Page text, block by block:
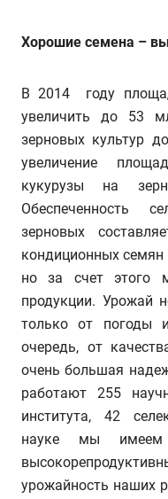
Хорошие семена –
В 2014 году
увеличить до 53
зерновых культур
увеличение
кукурузы на
Обеспеченность
зерновых
кондиционных семян
но за счет этого
продукции. Урожай
только от погоды
очередь, от
очень большая
работают 255
института, 42
науке мы
урожайность наших